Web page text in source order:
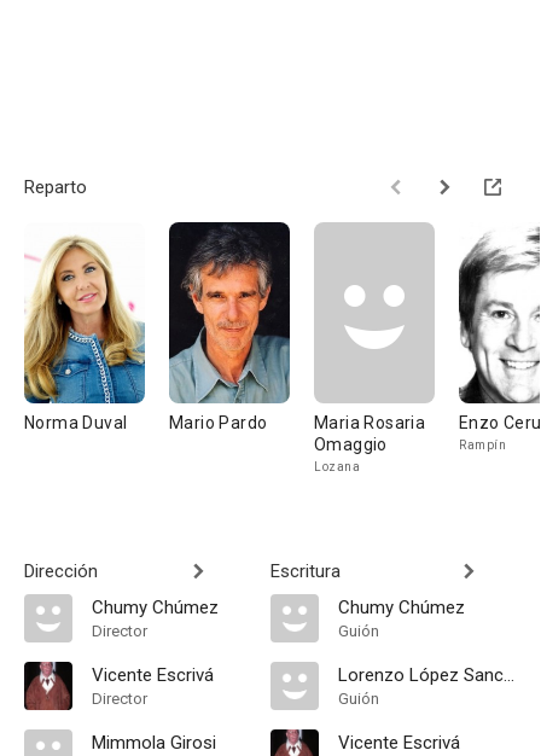
Reparto
Norma Duval Mario Pardo
Maria Rosaria
Omaggio
Lozana
Enzo
Rampín
Dirección
Chumy Chúmez
Director
Vicente Escrivá
Director
Mimmola Girosi
Escritura
Chumy Chúmez
Guión
Lorenzo López Sancho
Guión
Vicente Escrivá